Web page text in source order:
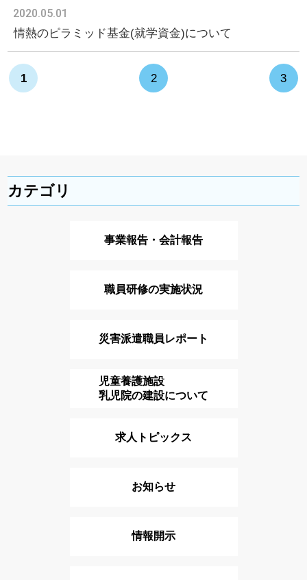
2020.05.01
情熱のピラミッド基金(就学資金)について
1 2 3
カテゴリ
事業報告・会計報告
職員研修の実施状況
災害派遣職員レポート
児童養護施設
乳児院の建設について
求人トピックス
お知らせ
情報開示